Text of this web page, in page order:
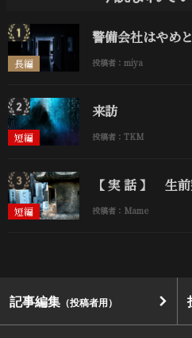
長編
警備会社はやめ
投稿者：miya
短編
来訪
投稿者：TKM
短編
【 実 話 】 生
投稿者：Mame
記事編集 （投稿者用）